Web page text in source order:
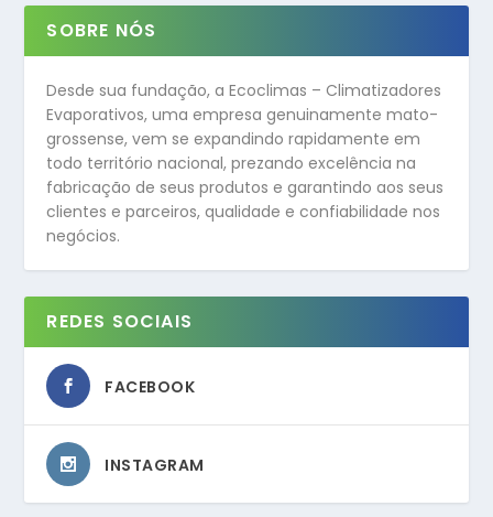
SOBRE NÓS
Desde sua fundação, a Ecoclimas – Climatizadores
Evaporativos, uma empresa genuinamente mato-
grossense, vem se expandindo rapidamente em
todo território nacional, prezando excelência na
fabricação de seus produtos e garantindo aos seus
clientes e parceiros, qualidade e confiabilidade nos
negócios.
REDES SOCIAIS
FACEBOOK
INSTAGRAM